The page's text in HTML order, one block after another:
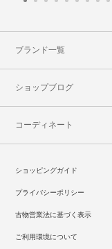
ブランド一覧
ショップブログ
コーディネート
ショッピングガイド
プライバシーポリシー
古物営業法に基づく表示
ご利用環境について